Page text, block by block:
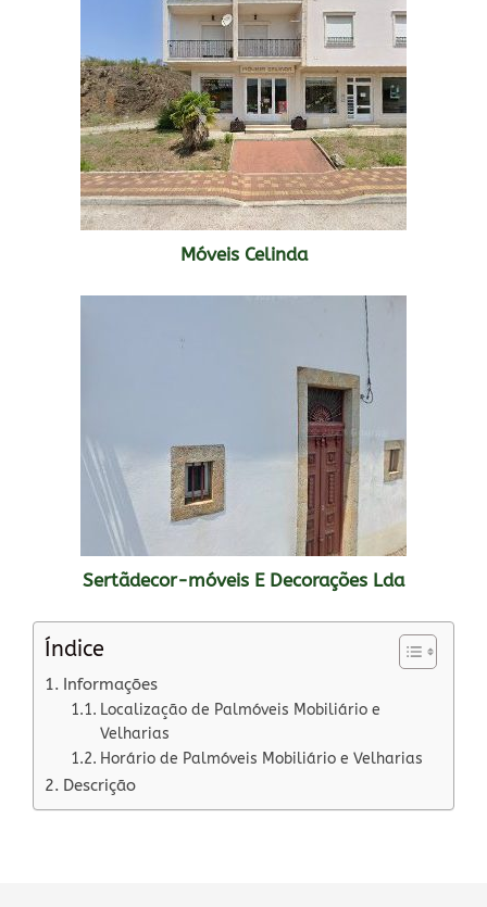
Móveis Celinda
Sertãdecor-móveis E Decorações Lda
Índice
Informações
Localização de Palmóveis Mobiliário e
Velharias
Horário de Palmóveis Mobiliário e Velharias
Descrição